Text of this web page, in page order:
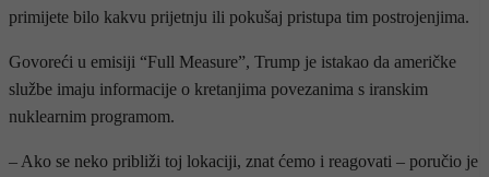
primijete bilo kakvu prijetnju ili pokušaj pristupa tim postrojenjima.
Govoreći u emisiji “Full Measure”, Trump je istakao da američke
službe imaju informacije o kretanjima povezanima s iranskim
nuklearnim programom.
– Ako se neko približi toj lokaciji, znat ćemo i reagovati – poručio je